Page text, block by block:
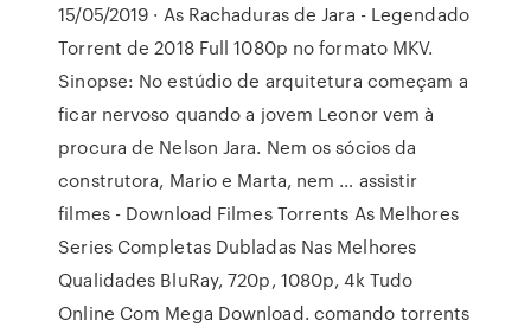
15/05/2019 · As Rachaduras de Jara - Legendado
Torrent de 2018 Full 1080p no formato MKV.
Sinopse: No estúdio de arquitetura começam a
ficar nervoso quando a jovem Leonor vem à
procura de Nelson Jara. Nem os sócios da
construtora, Mario e Marta, nem … assistir
filmes - Download Filmes Torrents As Melhores
Series Completas Dubladas Nas Melhores
Qualidades BluRay, 720p, 1080p, 4k Tudo
Online Com Mega Download. comando torrents